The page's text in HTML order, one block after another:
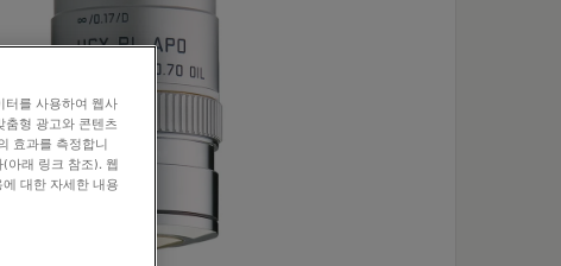
터를 사용하여 웹사
춤형 광고와 콘텐츠
효과를 측정합니
아래 링크 참조). 웹
대한 자세한 내용